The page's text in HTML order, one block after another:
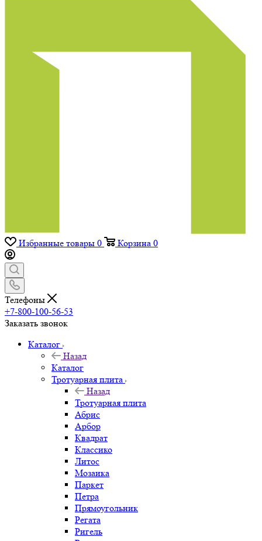
Избранные товары 0 Корзина 0
Телефоны
+7-800-100-56-53
Заказать звонок
Каталог
Назад
Каталог
Тротуарная плита
Назад
Тротуарная плита
Абрис
Арбор
Квадрат
Классико
Литос
Мозаика
Паркет
Петра
Прямоугольник
Регата
Ригель